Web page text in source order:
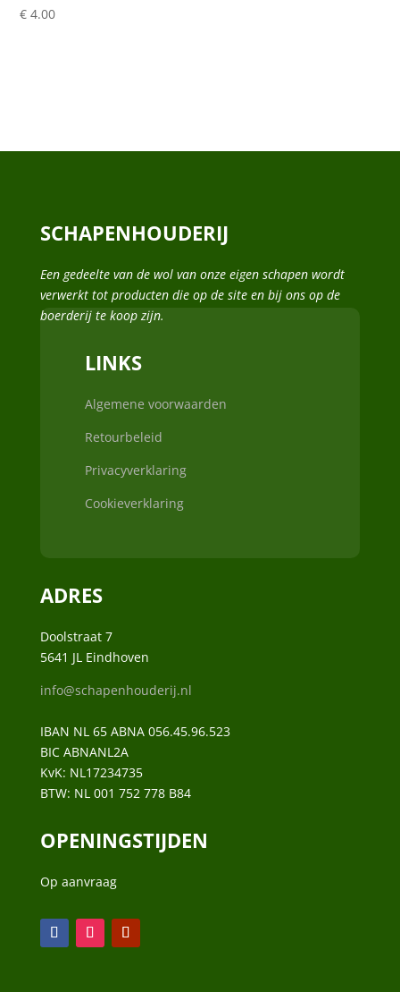
€ 4.00
SCHAPENHOUDERIJ
Een gedeelte van de wol van onze eigen schapen wordt
verwerkt tot producten die op de site en bij ons op de
boerderij te koop zijn.
LINKS
Algemene voorwaarden
Retourbeleid
Privacyverklaring
Cookieverklaring
ADRES
Doolstraat 7
5641 JL Eindhoven
info@schapenhouderij.nl
IBAN NL 65 ABNA 056.45.96.523
BIC ABNANL2A
KvK: NL17234735
BTW: NL 001 752 778 B84
OPENINGSTIJDEN
Op aanvraag